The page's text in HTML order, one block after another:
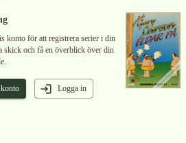
konto för att registrera serier i din
skick och få en överblick över din
Logga in